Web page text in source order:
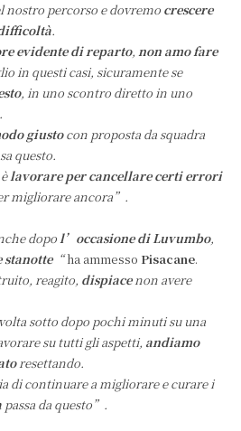
nostro percorso e dovremo crescere
.
evidente di reparto, non amo fare
in questi casi, sicuramente se
, in uno scontro diretto in uno
giustocon proposta da squadra
questo.
lavorare per cancellare certi errori
migliorare ancora”.
dopol’occasione di Luvumbo,
“ha ammesso Pisacane.
reagito, dispiacenon avere
sotto dopo pochi minuti su una
su tutti gli aspetti, andiamo
resettando.
di continuare a migliorare e curare i
passa da questo”.